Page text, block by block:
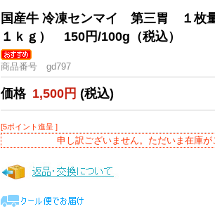
国産牛 冷凍センマイ 第三胃 １枚
１ｋｇ） 150円/100g（税込）
商品番号 gd797
価格 1,500円 (税込)
[5ポイント進呈 ]
申し訳ございません。ただいま在庫が